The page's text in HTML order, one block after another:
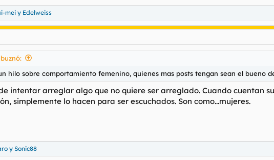
meiy Edelweiss
hilo sobre comportamiento femenino, quienes mas posts tengan sean el bueno
intentar arreglar algo que no quiere ser arreglado. Cuando cuentan
simplemente lo hacen para ser escuchados. Son como...mujeres.
y Sonic88